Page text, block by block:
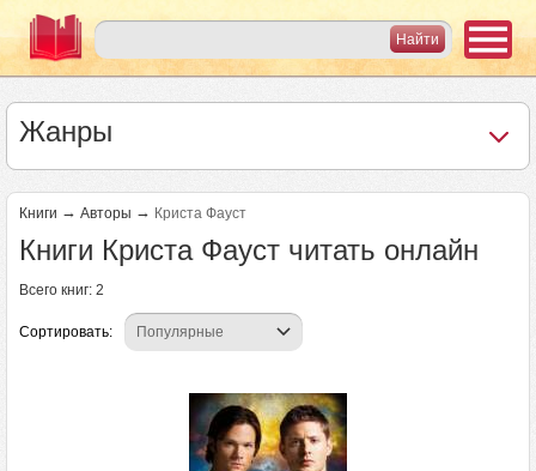
Жанры
Книги → Авторы → Криста Фауст
Книги Криста Фауст читать онлайн
Всего книг: 2
Сортировать: